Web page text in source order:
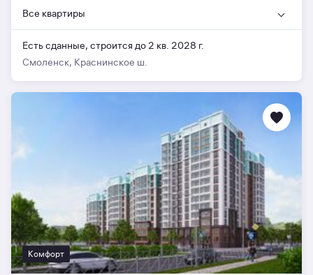
Все квартиры
Есть сданные, строится до 2 кв. 2028 г.
Смоленск, Краснинское ш.
Комфорт